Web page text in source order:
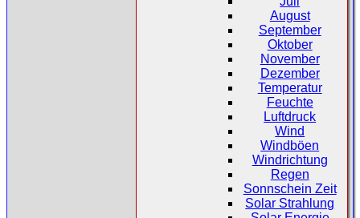
August
September
Oktober
November
Dezember
Temperatur
Feuchte
Luftdruck
Wind
Windböen
Windrichtung
Regen
Sonnschein Zeit
Solar Strahlung